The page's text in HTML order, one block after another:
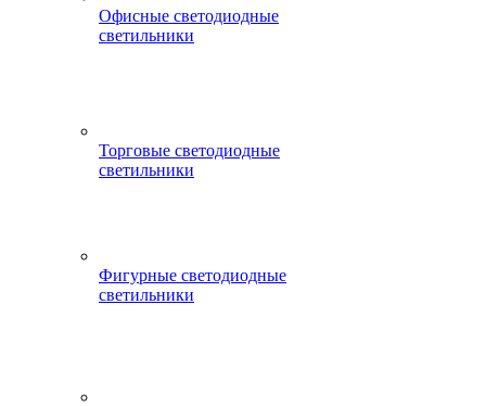
Офисные светодиодные
светильники
Торговые светодиодные
светильники
Фигурные светодиодные
светильники